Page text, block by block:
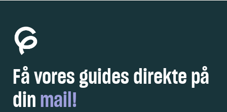
Få vores guides direkte på
din mail!